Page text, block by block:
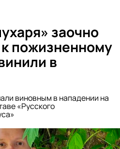
заочно
пожизненному
в
виновным в нападении на
«Русского